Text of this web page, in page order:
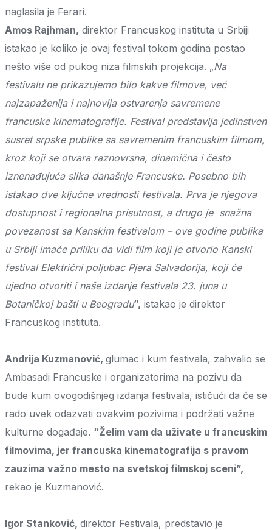
naglasila je Ferari.
Amos Rajhman, direktor Francuskog instituta u Srbiji
istakao je koliko je ovaj festival tokom godina postao
nešto više od pukog niza filmskih projekcija. „Na
festivalu ne prikazujemo bilo kakve filmove, već
najzapaženija i najnovija ostvarenja savremene
francuske kinematografije. Festival predstavlja jedinstven
susret srpske publike sa savremenim francuskim filmom,
kroz koji se otvara raznovrsna, dinamična i često
iznenađujuća slika današnje Francuske. Posebno bih
istakao dve ključne vrednosti festivala. Prva je njegova
dostupnost i regionalna prisutnost, a drugo je snažna
povezanost sa Kanskim festivalom – ove godine publika
u Srbiji imaće priliku da vidi film koji je otvorio Kanski
festival Električni poljubac Pjera Salvadorija, koji će
ujedno otvoriti i naše izdanje festivala 23. juna u
Botaničkoj bašti u Beogradu”, istakao je direktor
Francuskog instituta.
Andrija Kuzmanović, glumac i kum festivala, zahvalio se
Ambasadi Francuske i organizatorima na pozivu da
bude kum ovogodišnjeg izdanja festivala, ističući da će se
rado uvek odazvati ovakvim pozivima i podržati važne
kulturne događaje. “Želim vam da uživate u francuskim
filmovima, jer francuska kinematografija s pravom
zauzima važno mesto na svetskoj filmskoj sceni”,
rekao je Kuzmanović.
Igor Stanković, direktor Festivala, predstavio je